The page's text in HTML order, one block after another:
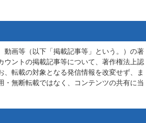
動画等（以下「掲載記事等」という。）の著
ントの掲載記事等について、著作権法上認
転載の対象となる発信情報を改変せず、ま
無断転載ではなく、コンテンツの共有に当